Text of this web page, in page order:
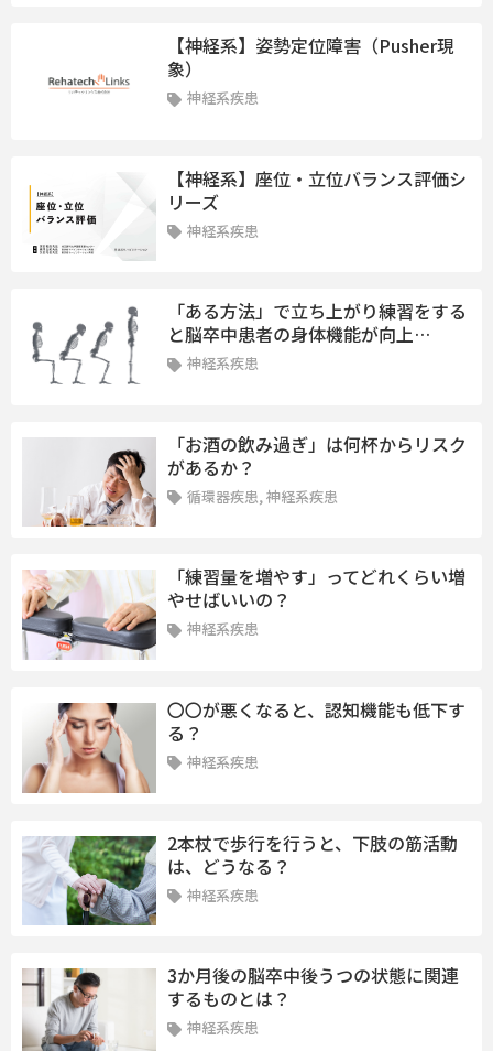
【神経系】姿勢定位障害（Pusher現
象）
神経系疾患
【神経系】座位・立位バランス評価シ
リーズ
神経系疾患
「ある方法」で立ち上がり練習をする
と脳卒中患者の身体機能が向上…
神経系疾患
「お酒の飲み過ぎ」は何杯からリスク
があるか？
循環器疾患, 神経系疾患
「練習量を増やす」ってどれくらい増
やせばいいの？
神経系疾患
〇〇が悪くなると、認知機能も低下す
る？
神経系疾患
2本杖で歩行を行うと、下肢の筋活動
は、どうなる？
神経系疾患
3か月後の脳卒中後うつの状態に関連
するものとは？
神経系疾患